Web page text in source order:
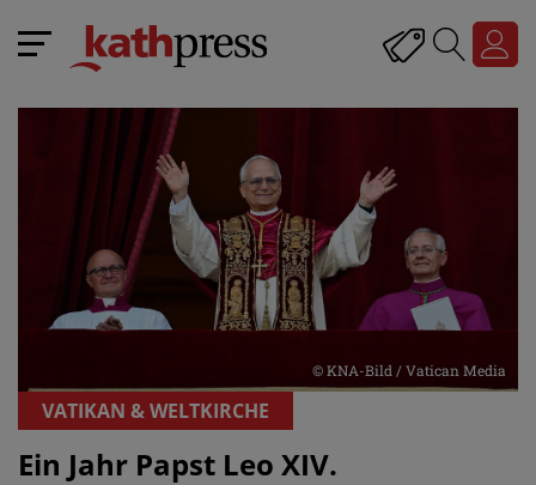
VATIKAN & WELTKIRCHE
© KNA-Bild / Vatican Media
Ein Jahr Papst Leo XIV.